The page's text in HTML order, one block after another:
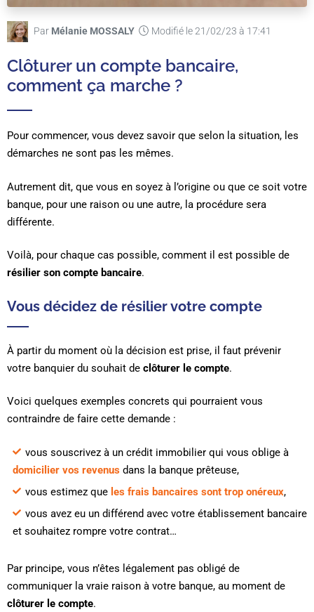
Par Mélanie MOSSALY Modifié le 21/02/23 à 17:41
Clôturer un compte bancaire,
comment ça marche ?
Pour commencer, vous devez savoir que selon la situation, les
démarches ne sont pas les mêmes.
Autrement dit, que vous en soyez à l’origine ou que ce soit votre
banque, pour une raison ou une autre, la procédure sera
différente.
Voilà, pour chaque cas possible, comment il est possible de
résilier son compte bancaire.
Vous décidez de résilier votre compte
À partir du moment où la décision est prise, il faut prévenir
votre banquier du souhait de clôturer le compte.
Voici quelques exemples concrets qui pourraient vous
contraindre de faire cette demande :
vous souscrivez à un crédit immobilier qui vous oblige à
domicilier vos revenusdans la banque prêteuse,
vous estimez que les frais bancaires sont trop onéreux,
vous avez eu un différend avec votre établissement bancaire
et souhaitez rompre votre contrat…
Par principe, vous n’êtes légalement pas obligé de
communiquer la vraie raison à votre banque, au moment de
clôturer le compte.